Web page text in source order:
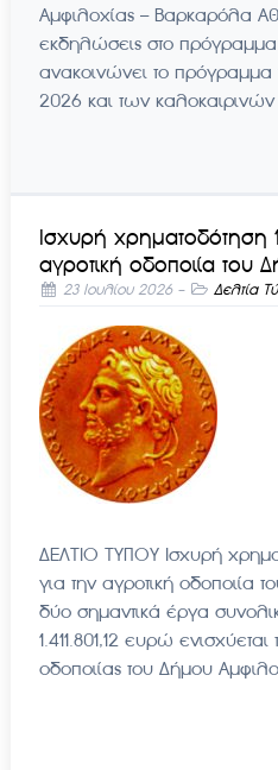
Αμφιλοχίας – Βαρκαρόλα
εκδηλώσεις στο
ανακοινώνει το
2026 και των
Ισχυρή χρηματοδότηση
αγροτική οδοποιία του
23 Ιουλίου 2026- Δελτία
ΔΕΛΤΙΟ ΤΥΠΟΥ Ισχυρή
για την αγροτική οδοποιία
δύο σημαντικά έργα
1.411.801,12 ευρώ
οδοποιίας του Δήμου